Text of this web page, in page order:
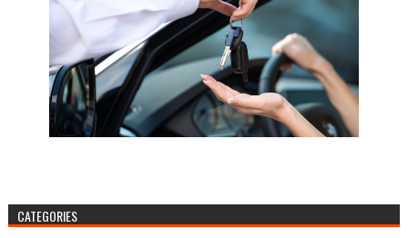
CATEGORIES